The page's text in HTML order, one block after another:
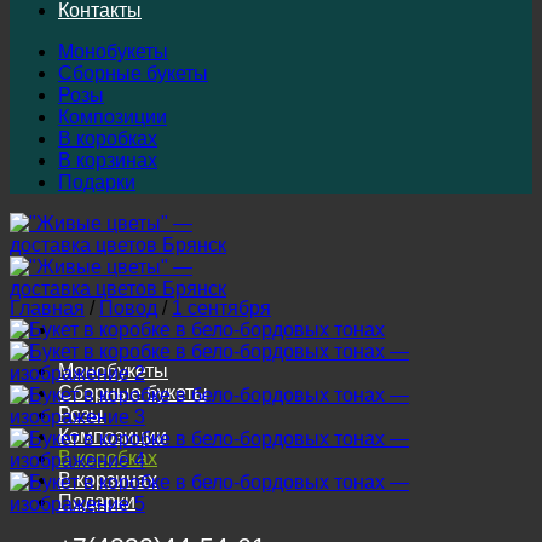
Контакты
Монобукеты
Сборные букеты
Розы
Композиции
В коробках
В корзинах
Подарки
Монобукеты
Сборные букеты
Розы
Композиции
В коробках
В корзинах
Подарки
Главная / Повод / 1 сентября